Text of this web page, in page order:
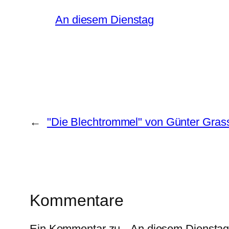
An diesem Dienstag
← "Die Blechtrommel" von Günter
Kommentare